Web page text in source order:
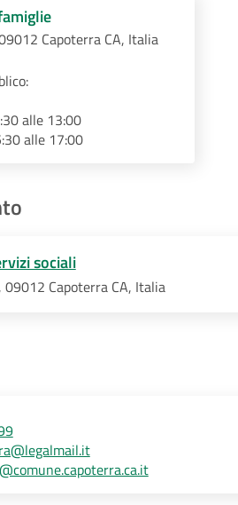
Capoterra CA, Italia
alle 13:00
alle 17:00
sociali
09012 Capoterra CA, Italia